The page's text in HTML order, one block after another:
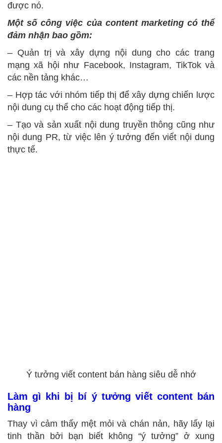
được nó.
Một số công việc của content marketing có thể
đảm nhận bao gồm:
– Quản trị và xây dựng nội dung cho các trang
mạng xã hội như Facebook, Instagram, TikTok và
các nền tảng khác…
– Hợp tác với nhóm tiếp thị để xây dựng chiến lược
nội dung cụ thể cho các hoạt động tiếp thị.
– Tạo và sản xuất nội dung truyền thông cũng như
nội dung PR, từ việc lên ý tưởng đến viết nội dung
thực tế.
Ý tưởng viết content bán hàng siêu dễ nhớ
Làm gì khi bị bí ý tưởng viết content bán
hàng
Thay vì cảm thấy mệt mỏi và chán nản, hãy lấy lại
tinh thần bởi bạn biết không “ý tưởng” ở xung